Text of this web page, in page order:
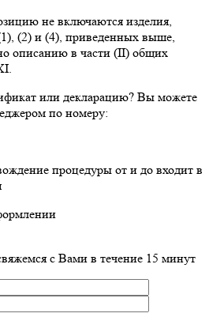
не включаются изделия,
(2) и (4), приведенных выше,
описанию в части (II) общих
или декларацию? Вы можете
по номеру:
процедуры от и до входит в
с Вами в течение 15 минут